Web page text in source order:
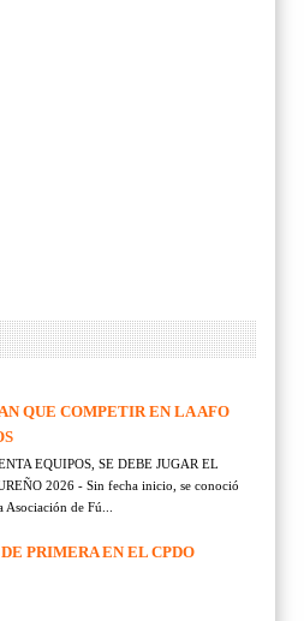
QUE COMPETIR EN LA AFO
EQUIPOS, SE DEBE JUGAR EL
2026 - Sin fecha inicio, se conoció
de Fú...
PRIMERA EN EL CPDO